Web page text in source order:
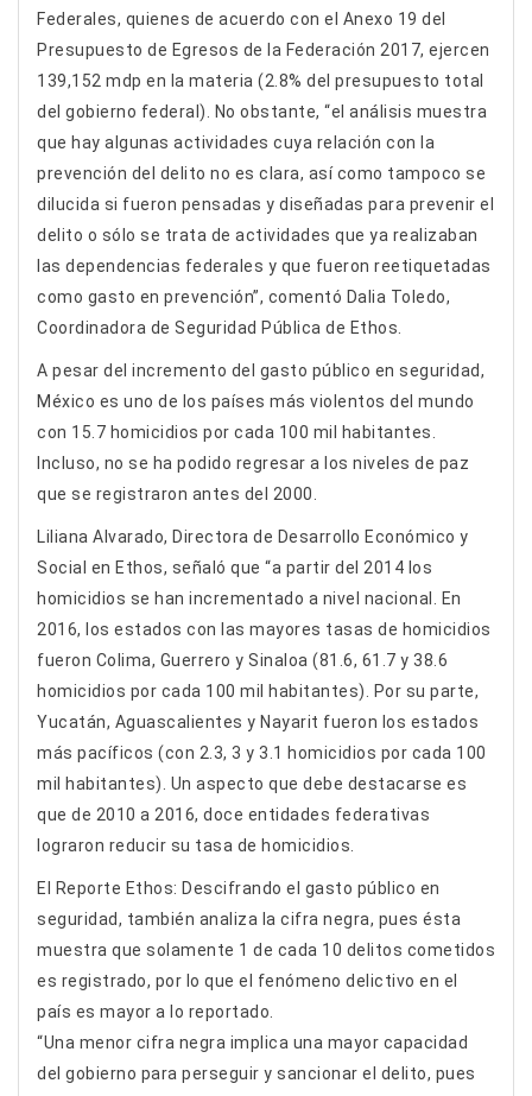
Federales, quienes de acuerdo con el Anexo 19 del
Presupuesto de Egresos de la Federación 2017, ejercen
139,152 mdp en la materia (2.8% del presupuesto total
del gobierno federal). No obstante, “el análisis muestra
que hay algunas actividades cuya relación con la
prevención del delito no es clara, así como tampoco se
dilucida si fueron pensadas y diseñadas para prevenir el
delito o sólo se trata de actividades que ya realizaban
las dependencias federales y que fueron reetiquetadas
como gasto en prevención”, comentó Dalia Toledo,
Coordinadora de Seguridad Pública de Ethos.
A pesar del incremento del gasto público en seguridad,
México es uno de los países más violentos del mundo
con 15.7 homicidios por cada 100 mil habitantes.
Incluso, no se ha podido regresar a los niveles de paz
que se registraron antes del 2000.
Liliana Alvarado, Directora de Desarrollo Económico y
Social en Ethos, señaló que “a partir del 2014 los
homicidios se han incrementado a nivel nacional. En
2016, los estados con las mayores tasas de homicidios
fueron Colima, Guerrero y Sinaloa (81.6, 61.7 y 38.6
homicidios por cada 100 mil habitantes). Por su parte,
Yucatán, Aguascalientes y Nayarit fueron los estados
más pacíficos (con 2.3, 3 y 3.1 homicidios por cada 100
mil habitantes). Un aspecto que debe destacarse es
que de 2010 a 2016, doce entidades federativas
lograron reducir su tasa de homicidios.
El Reporte Ethos: Descifrando el gasto público en
seguridad, también analiza la cifra negra, pues ésta
muestra que solamente 1 de cada 10 delitos cometidos
es registrado, por lo que el fenómeno delictivo en el
país es mayor a lo reportado.
“Una menor cifra negra implica una mayor capacidad
del gobierno para perseguir y sancionar el delito, pues